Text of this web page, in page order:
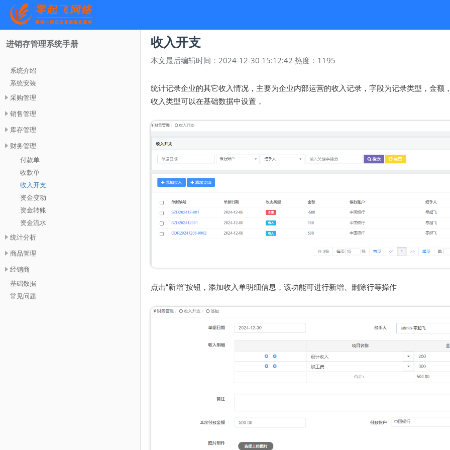
进销存管理系统手册
系统介绍
系统安装
采购管理
销售管理
库存管理
财务管理
付款单
收款单
收入开支
资金变动
资金转账
资金流水
统计分析
商品管理
经销商
基础数据
常见问题
收入开支
本文最后编辑时间： 2024-12-30 15:12:42 热度： 1195
统计记录企业的其它收入情况，主要为企业内部运营的收入记录，字段为记录类型，金额
收入类型可以在基础数据中设置，
点击“新增”按钮，添加收入单明细信息，该功能可进行新增、删除行等操作